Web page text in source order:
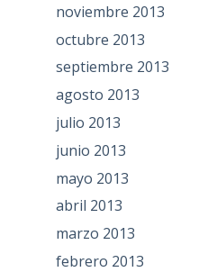
noviembre 2013
octubre 2013
septiembre 2013
agosto 2013
julio 2013
junio 2013
mayo 2013
abril 2013
marzo 2013
febrero 2013